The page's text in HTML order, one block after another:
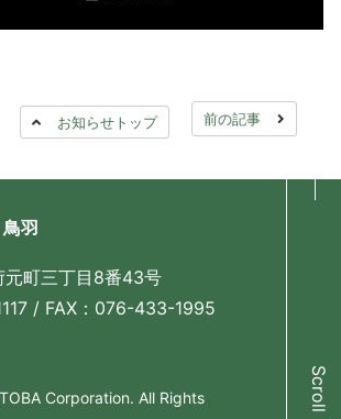
お知らせトップ 前の記事
羽
元町三丁目8番43号
/ FAX：076-433-1995
Corporation. All Rights
Scroll Up